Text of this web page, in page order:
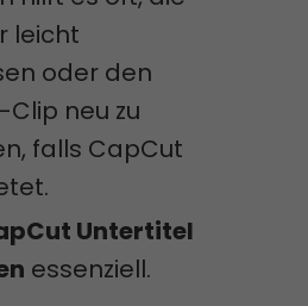
leicht
oder den
neu zu
falls CapCut
Untertitel
essenziell.